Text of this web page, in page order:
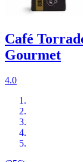
Café
Gourmet
4.0